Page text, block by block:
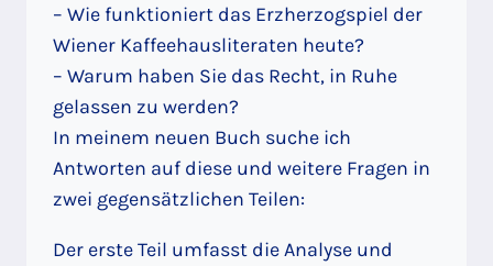
– Wie funktioniert das Erzherzogspiel der
Wiener Kaffeehausliteraten heute?
– Warum haben Sie das Recht, in Ruhe
gelassen zu werden?
In meinem neuen Buch suche ich
Antworten auf diese und weitere Fragen in
zwei gegensätzlichen Teilen:
Der erste Teil umfasst die Analyse und